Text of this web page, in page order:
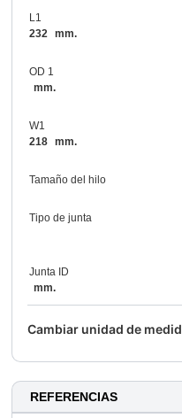
L1
232
mm.
OD 1
mm.
W1
218 mm.
Tamaño del hilo
Tipo de junta
Junta ID
mm.
Cambiar unidad de
REFERENCIAS